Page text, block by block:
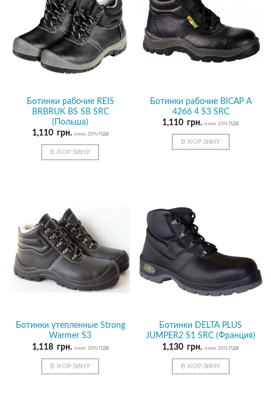
Ботинки рабочие REIS
BRBRUK BS SB SRC
(Польша)
1,110 грн. плюс 20% ПДВ
В КОРЗИНУ
Ботинки рабочие BICAP A
4266 4 S3 SRC
1,110 грн. плюс 20% ПДВ
В КОРЗИНУ
Ботинки утепленные Strong
Warmer S3
1,118 грн. плюс 20% ПДВ
В КОРЗИНУ
Ботинки DELTA PLUS
JUMPER2 S1 SRC (Франция)
1,130 грн. плюс 20% ПДВ
В КОРЗИНУ